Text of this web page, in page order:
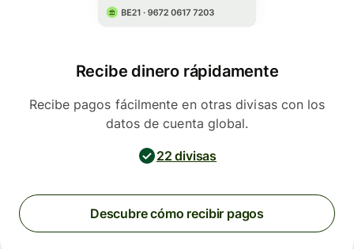
Recibe dinero rápidamente
Recibe pagos fácilmente en otras divisas con los
datos de cuenta global.
22 divisas
Descubre cómo recibir pagos